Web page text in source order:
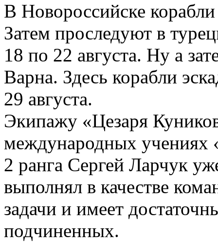
В Новороссийске
Затем проследуют в
18 по 22 августа. Ну а
Варна. Здесь корабли
29 августа.
Экипажу «Цезаря
международных учениях
2 ранга Сергей Ларчук
выполнял в качестве
задачи и имеет
подчиненных.